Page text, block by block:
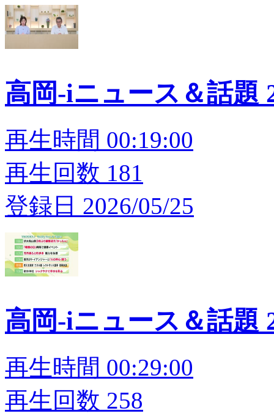
高岡-iニュース＆話題
再生時間 00:19:00
再生回数 181
登録日 2026/05/25
高岡-iニュース＆話題
再生時間 00:29:00
再生回数 258